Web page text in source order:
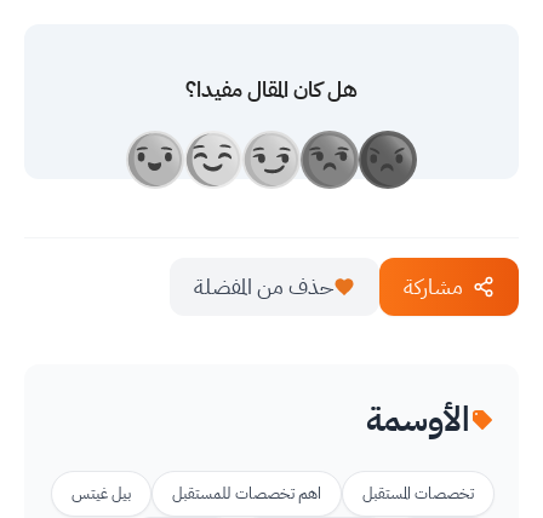
هل كان المقال مفيدا؟
مشاركة حذف من المفضلة
الأوسمة
تخصصات المستقبل اهم تخصصات للمستقبل
بيل غيتس